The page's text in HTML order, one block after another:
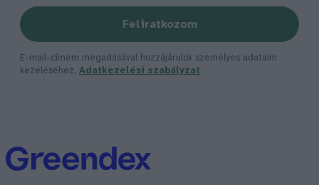
Feliratkozom
E-mail-címem megadásával hozzájárulok személyes adataim
kezeléséhez. Adatkezelési szabályzat